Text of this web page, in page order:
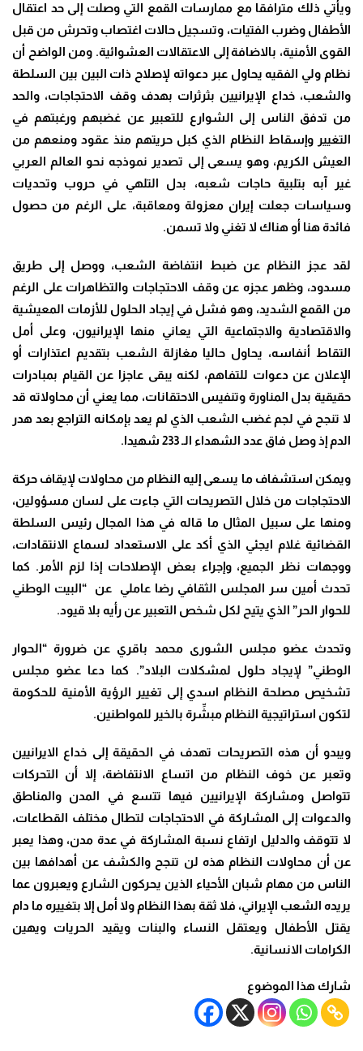
ويأتي ذلك مترافقا مع ممارسات القمع التي وصلت إلى حد اعتقال
الأطفال وضرب الفتيات، وتسجيل حالات اغتصاب وتحرش من قبل
القوى الأمنية، بالاضافة إلى الاعتقالات العشوائية. ومن الواضح أن
نظام ولي الفقيه يحاول عبر دعواته لإصلاح ذات البين بين السلطة
والشعب، خداع الإيرانيين بثرثرات بهدف وقف الاحتجاجات، والحد
من تدفق الناس إلى الشوارع للتعبير عن غضبهم ورغبتهم في
التغيير وإسقاط النظام الذي كبل حريتهم منذ عقود ومنعهم من
العيش الكريم، وهو يسعى إلى تصدير نموذجه نحو العالم العربي
غير آبه بتلبية حاجات شعبه، بدل التلهي في حروب وتحديات
وسياسات جعلت إيران معزولة ومعاقبة، على الرغم من حصول
فائدة هنا أو هناك لا تغني ولا تسمن.
لقد عجز النظام عن ضبط انتفاضة الشعب، ووصل إلى طريق
مسدود، وظهر عجزه عن وقف الاحتجاجات والتظاهرات على الرغم
من القمع الشديد، وهو فشل في إيجاد الحلول للأزمات المعيشية
والاقتصادية والاجتماعية التي يعاني منها الإيرانيون، وعلى أمل
التقاط أنفاسه، يحاول حاليا مغازلة الشعب بتقديم اعتذارات أو
الإعلان عن دعوات للتفاهم، لكنه يبقى عاجزا عن القيام بمبادرات
حقيقية بدل المناورة وتنفيس الاحتقانات، مما يعني أن محاولاته قد
لا تنجح في لجم غضب الشعب الذي لم يعد بإمكانه التراجع بعد هدر
الدم إذ وصل فاق عدد الشهداء الـ 233 شهيدا.
ويمكن استشفاف ما يسعى إليه النظام من محاولات لإيقاف حركة
الاحتجاجات من خلال التصريحات التي جاءت على لسان مسؤولين،
ومنها على سبيل المثال ما قاله في هذا المجال رئيس السلطة
القضائية غلام ايجئي الذي أكد على الاستعداد لسماع الانتقادات،
ووجهات نظر الجميع، وإجراء بعض الإصلاحات إذا لزم الأمر. كما
تحدث أمين سر المجلس الثقافي رضا عاملي عن “البيت الوطني
للحوار الحر” الذي يتيح لكل شخص التعبير عن رأيه بلا قيود.
وتحدث عضو مجلس الشورى محمد باقري عن ضرورة “الحوار
الوطني” لإيجاد حلول لمشكلات البلاد”. كما دعا عضو مجلس
تشخيص مصلحة النظام اسدي إلى تغيير الرؤية الأمنية للحكومة
لتكون استراتيجية النظام مبشِّرة بالخير للمواطنين.
ويبدو أن هذه التصريحات تهدف في الحقيقة إلى خداع الايرانيين
وتعبر عن خوف النظام من اتساع الانتفاضة، إلا أن التحركات
تتواصل ومشاركة الإيرانيين فيها تتسع في المدن والمناطق
والدعوات إلى المشاركة في الاحتجاجات لتطال مختلف القطاعات،
لا تتوقف والدليل ارتفاع نسبة المشاركة في عدة مدن، وهذا يعبر
عن أن محاولات النظام هذه لن تنجح والكشف عن أهدافها بين
الناس من مهام شبان الأحياء الذين يحركون الشارع ويعبرون عما
يريده الشعب الإيراني، فلا ثقة بهذا النظام ولا أمل إلا بتغييره ما دام
يقتل الأطفال ويعتقل النساء والبنات ويقيد الحريات ويهين
الكرامات الانسانية.
شارك هذا الموضوع